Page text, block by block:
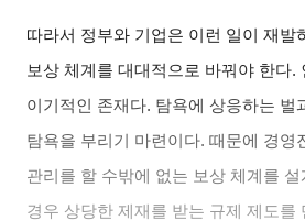
따라서 정부와 기업은 이런 일이 재발
보상 체계를 대대적으로 바꿔야 한다.
이기적인 존재다. 탐욕에 상응하는 벌
탐욕을 부리기 마련이다. 때문에 경영
관리를 할 수밖에 없는 보상 체계를
경우 상당한 제재를 받는 규제 제도를